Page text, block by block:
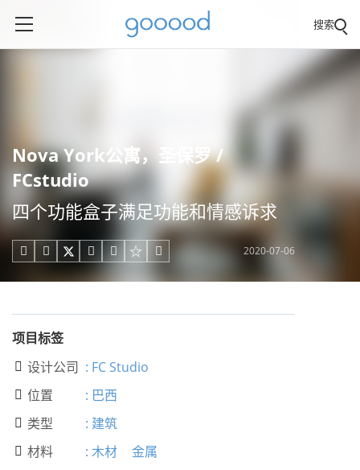
搜索
Nova York公寓，圣保罗 /
FCstudio
四个功能盒子满足功能和情感诉求
     2020-07-06
项目标签
 设计公司 : FC Studio
 位置 : 巴西
 类型 : 建筑
 材料 : 木材 金属